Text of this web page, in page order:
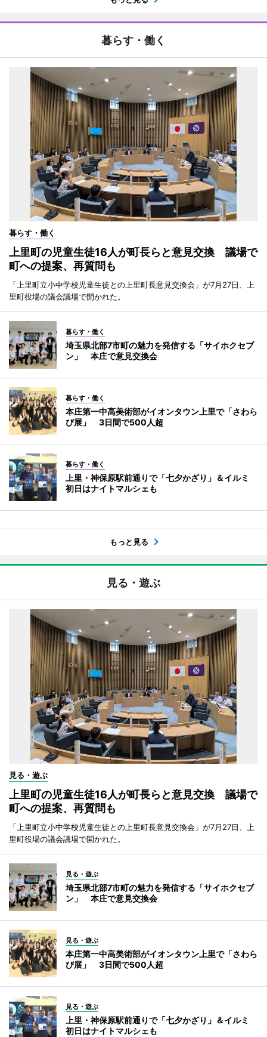
暮らす・働く
暮らす・働く
上里町の児童生徒16人が町長らと意見交換 議場で
町への提案、再質問も
「上里町立小中学校児童生徒との上里町長意見交換会」が7月27日、上
里町役場の議会議場で開かれた。
暮らす・働く
埼玉県北部7市町の魅力を発信する「サイホクセブ
ン」 本庄で意見交換会
暮らす・働く
本庄第一中高美術部がイオンタウン上里で「さわら
び展」 3日間で500人超
暮らす・働く
上里・神保原駅前通りで「七夕かざり」＆イルミ
初日はナイトマルシェも
もっと見る
見る・遊ぶ
見る・遊ぶ
上里町の児童生徒16人が町長らと意見交換 議場で
町への提案、再質問も
「上里町立小中学校児童生徒との上里町長意見交換会」が7月27日、上
里町役場の議会議場で開かれた。
見る・遊ぶ
埼玉県北部7市町の魅力を発信する「サイホクセブ
ン」 本庄で意見交換会
見る・遊ぶ
本庄第一中高美術部がイオンタウン上里で「さわら
び展」 3日間で500人超
見る・遊ぶ
上里・神保原駅前通りで「七夕かざり」＆イルミ
初日はナイトマルシェも